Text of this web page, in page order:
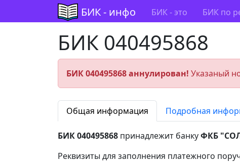
БИК - инфо БИК - это БИК по
БИК 040495868
БИК 040495868 аннулирован! Указаный
Общая информация Подробная
БИК 040495868 принадлежит банкуФКБ
Реквизиты для заполнения платежного